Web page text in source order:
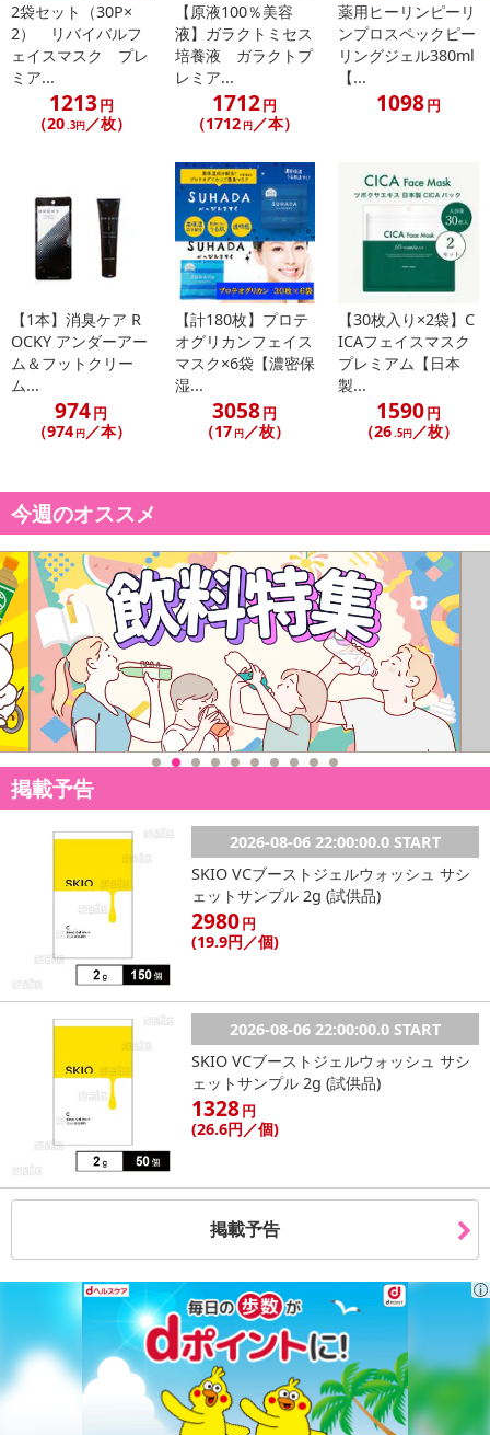
2袋セット（30P×
2） リバイバルフ
ェイスマスク プレ
ミア...
1213円
（20.3円／枚）
【原液100％美容
液】ガラクトミセス
培養液 ガラクトプ
レミア...
1712円
（1712 円／本）
薬用ヒーリンピーリ
ンプロスペックピー
リングジェル380ml
【...
1098円
【1本】消臭ケア R
OCKY アンダーアー
ム＆フットクリー
ム...
974円
（974 円／本）
【計180枚】プロテ
オグリカンフェイス
マスク×6袋【濃密保
湿...
3058円
（17 円／枚）
【30枚入り×2袋】C
ICAフェイスマスク
プレミアム【日本
製...
1590円
（26.5円／枚）
今週のオススメ
掲載予告
2026-08-06 22:00:00.0 START
SKIO VCブーストジェルウォッシュ サシ
ェットサンプル 2g (試供品)
2980円
(19.9円 ／個)
2026-08-06 22:00:00.0 START
SKIO VCブーストジェルウォッシュ サシ
ェットサンプル 2g (試供品)
1328円
(26.6円 ／個)
掲載予告